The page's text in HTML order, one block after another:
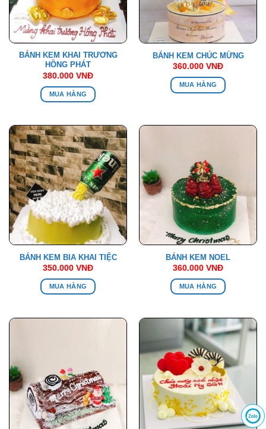
BÁNH KEM KHAI TRƯƠNG
HỒNG PHÁT
380.000 VNĐ
MUA HÀNG
BÁNH KEM CHÚC MỪNG
360.000 VNĐ
MUA HÀNG
BÁNH KEM BIA KHAI TIỆC
350.000 VNĐ
MUA HÀNG
BÁNH KEM NOEL
360.000 VNĐ
MUA HÀNG